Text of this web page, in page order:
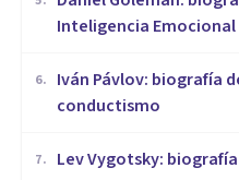
Inteligencia Emocional
6.
Iván Pávlov: biografía
conductismo
7. Lev Vygotsky: